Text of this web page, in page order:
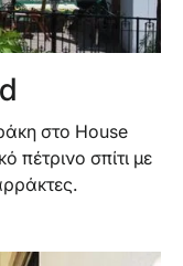
στο House
σπίτι με